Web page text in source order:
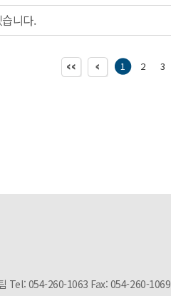
니다.
1 2 3
Tel: 054-260-1063 Fax: 054-260-1069